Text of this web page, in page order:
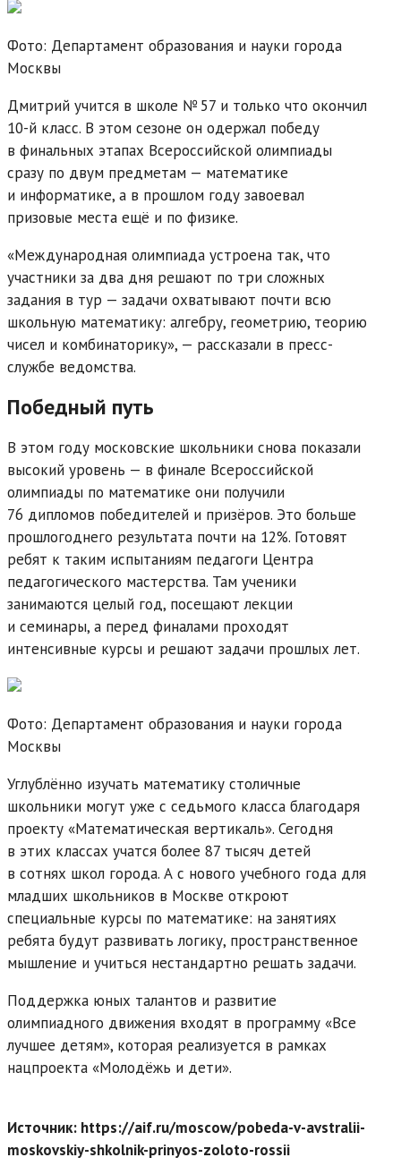
Фото: Департамент образования и науки города
Москвы
Дмитрий учится в школе № 57 и только что окончил
10-й класс. В этом сезоне он одержал победу
в финальных этапах Всероссийской олимпиады
сразу по двум предметам — математике
и информатике, а в прошлом году завоевал
призовые места ещё и по физике.
«Международная олимпиада устроена так, что
участники за два дня решают по три сложных
задания в тур — задачи охватывают почти всю
школьную математику: алгебру, геометрию, теорию
чисел и комбинаторику», — рассказали в пресс-
службе ведомства.
Победный путь
В этом году московские школьники снова показали
высокий уровень — в финале Всероссийской
олимпиады по математике они получили
76 дипломов победителей и призёров. Это больше
прошлогоднего результата почти на 12%. Готовят
ребят к таким испытаниям педагоги Центра
педагогического мастерства. Там ученики
занимаются целый год, посещают лекции
и семинары, а перед финалами проходят
интенсивные курсы и решают задачи прошлых лет.
Фото: Департамент образования и науки города
Москвы
Углублённо изучать математику столичные
школьники могут уже с седьмого класса благодаря
проекту «Математическая вертикаль». Сегодня
в этих классах учатся более 87 тысяч детей
в сотнях школ города. А с нового учебного года для
младших школьников в Москве откроют
специальные курсы по математике: на занятиях
ребята будут развивать логику, пространственное
мышление и учиться нестандартно решать задачи.
Поддержка юных талантов и развитие
олимпиадного движения входят в программу «Все
лучшее детям», которая реализуется в рамках
нацпроекта «Молодёжь и дети».
Источник: https://aif.ru/moscow/pobeda-v-avstralii-
moskovskiy-shkolnik-prinyos-zoloto-rossii